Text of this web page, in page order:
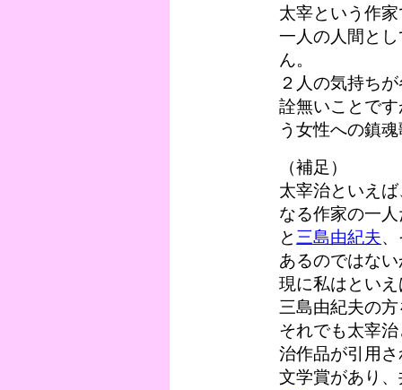
太宰という作
一人の人間と
ん。
２人の気持ち
詮無いことで
う女性への鎮
（補足）
太宰治といえ
なる作家の一
と 三島由紀夫
あるのではな
現に私はとい
三島由紀夫の
それでも太宰
治作品が引用
文学賞があり